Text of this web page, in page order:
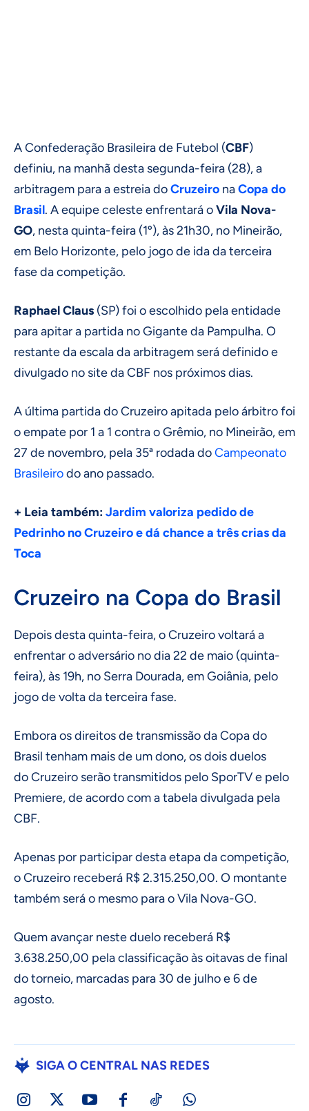
A Confederação Brasileira de Futebol (CBF)
definiu, na manhã desta segunda-feira (28), a
arbitragem para a estreia doCruzeiro naCopa do
Brasil. A equipe celeste enfrentará oVila Nova-
GO, nesta quinta-feira (1º), às 21h30, no Mineirão,
em Belo Horizonte, pelo jogo de ida da terceira
fase da competição.
Raphael Claus (SP) foi o escolhido pela entidade
para apitar a partida no Gigante da Pampulha. O
restante da escala da arbitragem será definido e
divulgado no site da CBF nos próximos dias.
A última partida do Cruzeiro apitada pelo árbitro foi
o empate por 1 a 1 contra o Grêmio, no Mineirão, em
27 de novembro, pela 35ª rodada doCampeonato
Brasileirodo ano passado.
+ Leia também:Jardim valoriza pedido de
Pedrinho no Cruzeiro e dá chance a três crias da
Toca
Cruzeiro na Copa do Brasil
Depois desta quinta-feira, o Cruzeiro voltará a
enfrentar o adversário no dia 22 de maio (quinta-
feira), às 19h, no Serra Dourada, em Goiânia, pelo
jogo de volta da terceira fase.
Embora os direitos de transmissão da Copa do
Brasil tenham mais de um dono, os dois duelos
do Cruzeiro serão transmitidos pelo SporTV e pelo
Premiere, de acordo com a tabela divulgada pela
CBF.
Apenas por participar desta etapa da competição,
o Cruzeiro receberá R$ 2.315.250,00. O montante
também será o mesmo para o Vila Nova-GO.
Quem avançar neste duelo receberá R$
3.638.250,00 pela classificação às oitavas de final
do torneio, marcadas para 30 de julho e 6 de
agosto.
SIGA O CENTRAL NAS REDES